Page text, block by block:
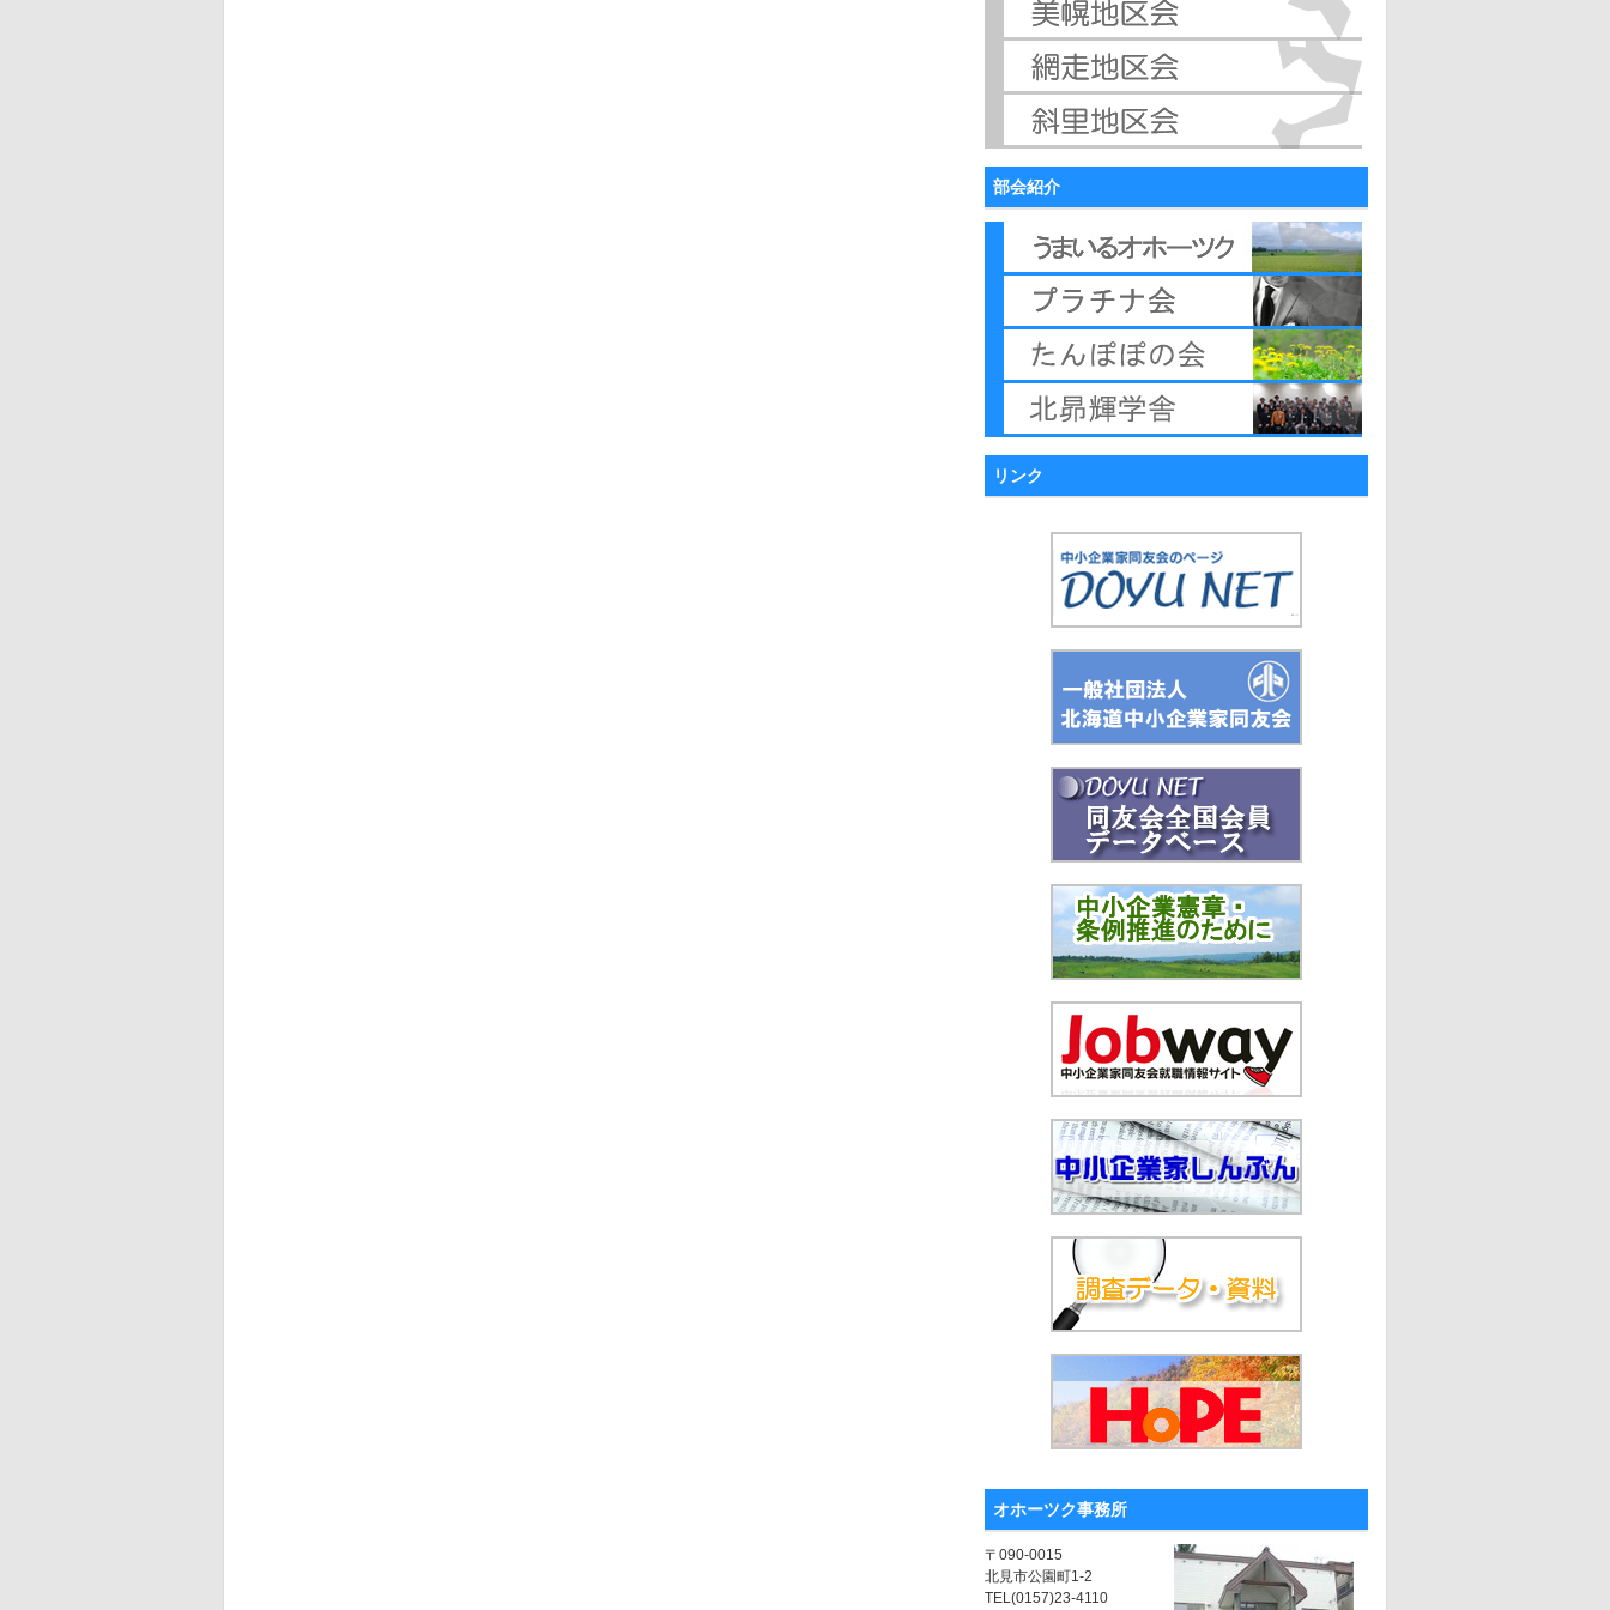
部会紹介
リンク
オホーツク事務所
〒090-0015
北見市公園町1-2
TEL(0157)23-4110